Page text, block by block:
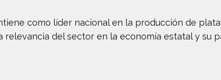
como líder nacional en la producción de
relevancia del sector en la economía estatal y su